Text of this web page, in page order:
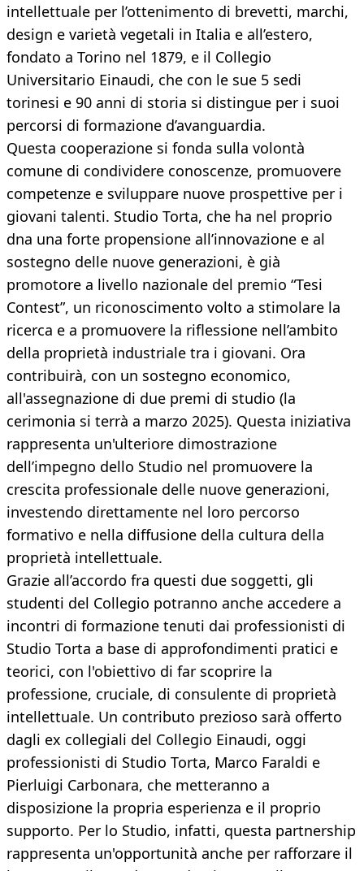
intellettuale per l’ottenimento di brevetti, marchi,
design e varietà vegetali in Italia e all’estero,
fondato a Torino nel 1879, e il Collegio
Universitario Einaudi, che con le sue 5 sedi
torinesi e 90 anni di storia si distingue per i suoi
percorsi di formazione d’avanguardia.
Questa cooperazione si fonda sulla volontà
comune di condividere conoscenze, promuovere
competenze e sviluppare nuove prospettive per i
giovani talenti. Studio Torta, che ha nel proprio
dna una forte propensione all’innovazione e al
sostegno delle nuove generazioni, è già
promotore a livello nazionale del premio “Tesi
Contest”, un riconoscimento volto a stimolare la
ricerca e a promuovere la riflessione nell’ambito
della proprietà industriale tra i giovani. Ora
contribuirà, con un sostegno economico,
all'assegnazione di due premi di studio (la
cerimonia si terrà a marzo 2025). Questa iniziativa
rappresenta un'ulteriore dimostrazione
dell’impegno dello Studio nel promuovere la
crescita professionale delle nuove generazioni,
investendo direttamente nel loro percorso
formativo e nella diffusione della cultura della
proprietà intellettuale.
Grazie all’accordo fra questi due soggetti, gli
studenti del Collegio potranno anche accedere a
incontri di formazione tenuti dai professionisti di
Studio Torta a base di approfondimenti pratici e
teorici, con l'obiettivo di far scoprire la
professione, cruciale, di consulente di proprietà
intellettuale. Un contributo prezioso sarà offerto
dagli ex collegiali del Collegio Einaudi, oggi
professionisti di Studio Torta, Marco Faraldi e
Pierluigi Carbonara, che metteranno a
disposizione la propria esperienza e il proprio
supporto. Per lo Studio, infatti, questa partnership
rappresenta un'opportunità anche per rafforzare il